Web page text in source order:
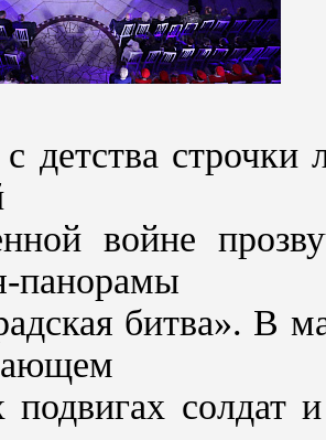
детства строчки
войне
панорамы
битва». В
подвигах